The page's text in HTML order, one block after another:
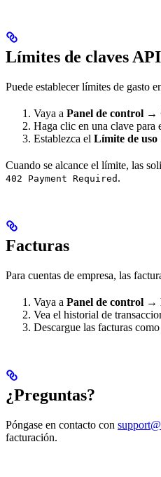
Límites de claves API
Puede establecer límites de gasto
Vaya a Panel de control →
Haga clic en una clave para
Establezca el Límite de uso
Cuando se alcance el límite, las
402 Payment Required .
Facturas
Para cuentas de empresa, las
Vaya a Panel de control →
Vea el historial de
Descargue las facturas
¿Preguntas?
Póngase en contacto con
facturación.